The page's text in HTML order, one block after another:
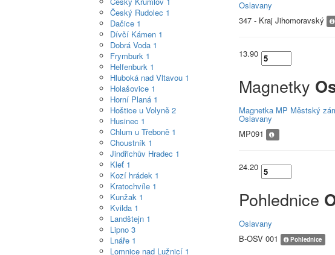
Oslavany
347 - Kraj Jihomoravský
13.90
Magnetky
Magnetka MP Městský
Oslavany
MP091
24.20
Pohlednice
Oslavany
B-OSV 001
Pohlednice
Český Rudolec 1
Dačice 1
Dívčí Kámen 1
Dobrá Voda 1
Frymburk 1
Helfenburk 1
Hluboká nad Vltavou 1
Holašovice 1
Horní Planá 1
Hoštice u Volyně 2
Husinec 1
Chlum u Třeboně 1
Choustník 1
Jindřichův Hradec 1
Kleť 1
Kozí hrádek 1
Kratochvíle 1
Kunžak 1
Kvilda 1
Landštejn 1
Lipno 3
Lnáře 1
Lomnice nad Lužnicí 1